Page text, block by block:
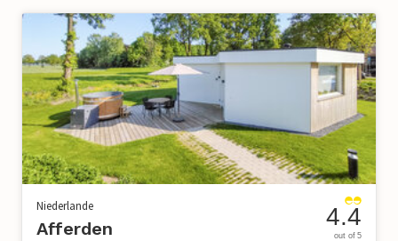
Niederlande
Afferden 4.4
out of 5